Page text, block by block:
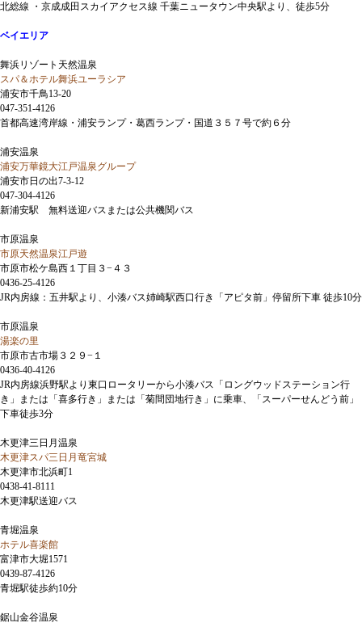
北総線 ・京成成田スカイアクセス線 千葉ニュータウン中央駅より、徒歩5分
ベイエリア
舞浜リゾート天然温泉
スパ＆ホテル舞浜ユーラシア
浦安市千鳥13-20
047-351-4126
首都高速湾岸線・浦安ランプ・葛西ランプ・国道３５７号で約６分
浦安温泉
浦安万華鏡大江戸温泉グループ
浦安市日の出7-3-12
047-304-4126
新浦安駅 無料送迎バスまたは公共機関バス
市原温泉
市原天然温泉江戸遊
市原市松ケ島西１丁目３−４３
0436-25-4126
JR内房線：五井駅より、小湊バス姉崎駅西口行き「アピタ前」停留所下車 徒歩10分
市原温泉
湯楽の里
市原市古市場３２９−１
0436-40-4126
JR内房線浜野駅より東口ロータリーから小湊バス「ロングウッドステーション行
き」または「喜多行き」または「菊間団地行き」に乗車、「スーパーせんどう前」
下車徒歩3分
木更津三日月温泉
木更津スパ三日月竜宮城
木更津市北浜町1
0438-41-8111
木更津駅送迎バス
青堀温泉
ホテル喜楽館
富津市大堀1571
0439-87-4126
青堀駅徒歩約10分
鋸山金谷温泉